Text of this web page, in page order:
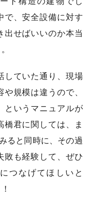
で、安全設備に対す
出せばいいのか本当
していた通り、現場
規模は違うので、
というマニュアルが
橋君に関しては、ま
ると同時に、その過
敗も経験して、ぜひ
つなげてほしいと